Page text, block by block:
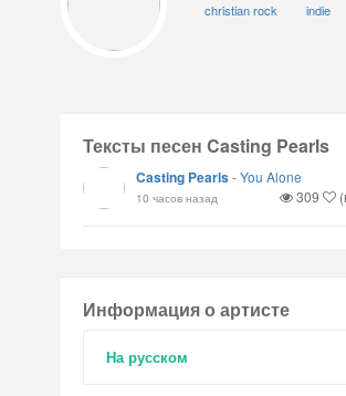
christian rock
indie
Тексты песен Casting Pearls
Casting Pearls-You Alone
10 часов назад 309
Информация о артисте
На русском